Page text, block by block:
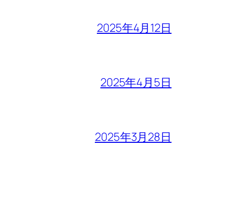
2025年4月12日
2025年4月5日
2025年3月28日